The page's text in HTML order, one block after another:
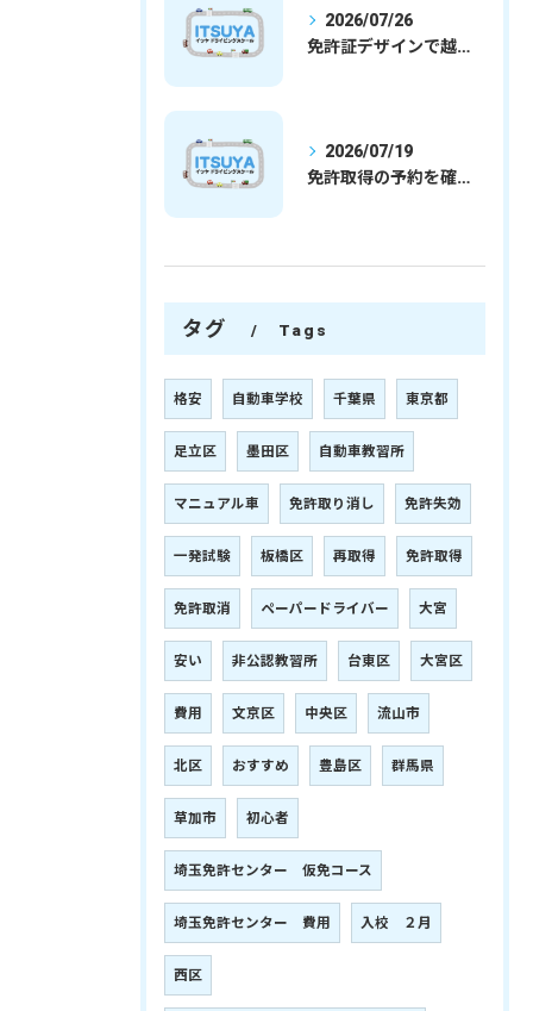
2026/07/26
免許証デザインで越谷市愛を表現する埼玉県さいたま市越谷市の免許取得完全ガイド
2026/07/19
免許取得の予約を確実に取るための最新ガイドと一発試験合格の実践法
タグ Tags
格安 自動車学校 千葉県 東京都
足立区 墨田区 自動車教習所
マニュアル車 免許取り消し 免許失効
一発試験 板橋区 再取得 免許取得
免許取消 ペーパードライバー 大宮
安い 非公認教習所 台東区 大宮区
費用 文京区 中央区 流山市
北区 おすすめ 豊島区 群馬県
草加市 初心者
埼玉免許センター 仮免コース
埼玉免許センター 費用 入校 ２月
西区